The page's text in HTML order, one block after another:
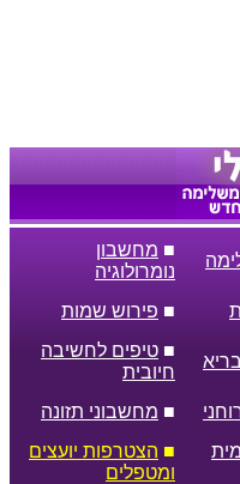
■ מחשבון
נומרולוגיה
■ פירוש שמות
■ טיפים לחשיבה
חיובית
■ מחשבוני תזונה
■ הצטרפות יועצים
ומטפלים